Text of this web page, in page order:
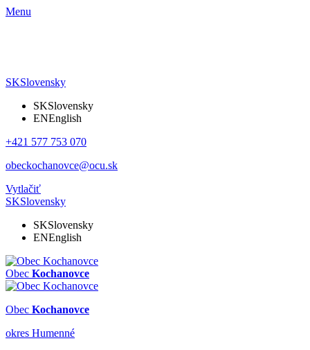
Menu
SKSlovensky
SKSlovensky
ENEnglish
+421 577 753 070
obeckochanovce@ocu.sk
Vytlačiť
SKSlovensky
SKSlovensky
ENEnglish
Obec Kochanovce
Obec Kochanovce
okres Humenné